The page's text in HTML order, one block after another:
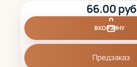
66.00 руб
В КОРЗИНУ
Предзаказ